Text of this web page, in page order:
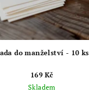
do manželství - 10 ks
169 Kč
Skladem